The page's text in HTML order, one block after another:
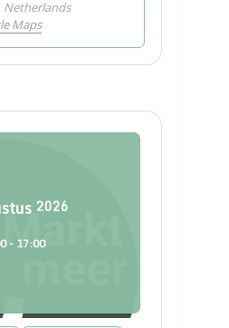
Netherlands
Maps
2026
- 17:00